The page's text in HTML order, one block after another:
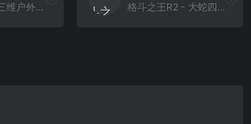
游戏实现了三维户外滑雪场景🛹 格斗之王R2 - 大蛇四天王(简)[南晶科技](CN)[RPG](4Mb)